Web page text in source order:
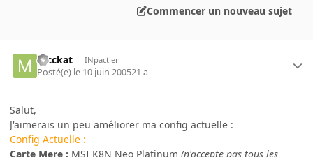
Commencer un nouveau sujet
mcckat INpactien
Posté(e) le 10 juin 200521 a
Salut,
J'aimerais un peu améliorer ma config actuelle :
Config Actuelle :
Carte Mere : MSI K8N Neo Platinum (n'accepte pas tous les